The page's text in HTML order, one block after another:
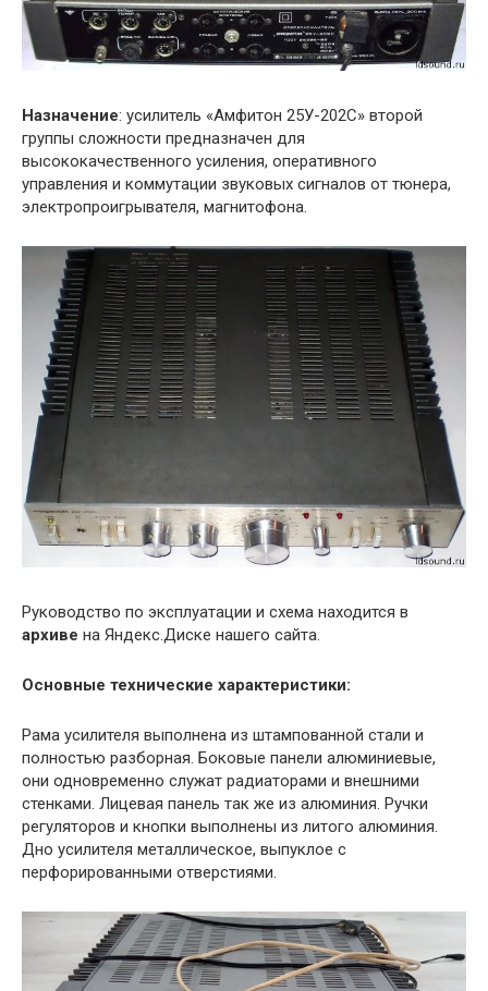
Назначение: усилитель «Амфитон 25У-202С» второй
группы сложности предназначен для
высококачественного усиления, оперативного
управления и коммутации звуковых сигналов от тюнера,
электропроигрывателя, магнитофона.
Руководство по эксплуатации и схема находится в
архиве на Яндекс.Диске нашего сайта.
Основные технические характеристики:
Рама усилителя выполнена из штампованной стали и
полностью разборная. Боковые панели алюминиевые,
они одновременно служат радиаторами и внешними
стенками. Лицевая панель так же из алюминия. Ручки
регуляторов и кнопки выполнены из литого алюминия.
Дно усилителя металлическое, выпуклое с
перфорированными отверстиями.